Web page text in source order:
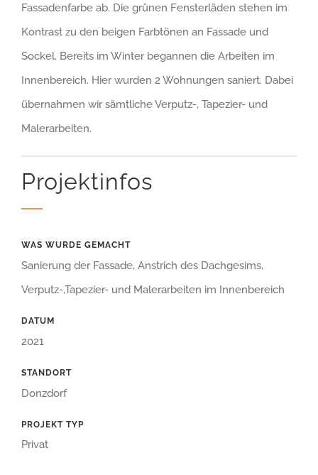
Fassadenfarbe ab. Die grünen Fensterläden stehen im
Kontrast zu den beigen Farbtönen an Fassade und
Sockel. Bereits im Winter begannen die Arbeiten im
Innenbereich. Hier wurden 2 Wohnungen saniert. Dabei
übernahmen wir sämtliche Verputz-, Tapezier- und
Malerarbeiten.
Projektinfos
WAS WURDE GEMACHT
Sanierung der Fassade, Anstrich des Dachgesims,
Verputz-,Tapezier- und Malerarbeiten im Innenbereich
DATUM
2021
STANDORT
Donzdorf
PROJEKT TYP
Privat